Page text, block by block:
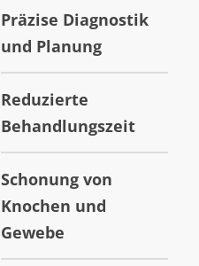
Präzise Diagnostik
und Planung
Reduzierte
Behandlungszeit
Schonung von
Knochen und
Gewebe